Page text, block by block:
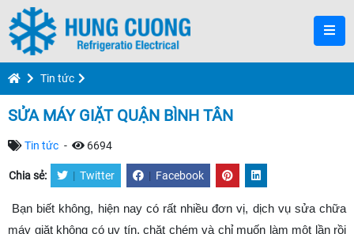
Tin tức
SỬA MÁY GIẶT QUẬN BÌNH TÂN
Tin tức - 6694
Chia sẻ: | Twitter | Facebook
Bạn biết không, hiện nay có rất nhiều đơn vị, dịch vụ sửa chữa
máy giặt không có uy tín, chặt chém và chỉ muốn làm một lần rồi